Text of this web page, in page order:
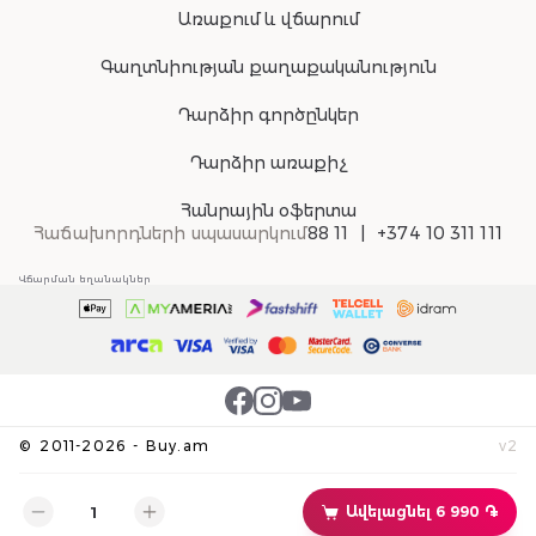
Ավելացնել 6 990 ֏
Առաքում և վճարում
Գաղտնիության քաղաքականություն
Դարձիր գործընկեր
Դարձիր առաքիչ
Հանրային օֆերտա
Հաճախորդների սպասարկում88 11 +374 10 311 111
© 2011-2026 - Buy.am v2
Վճարման եղանակներ